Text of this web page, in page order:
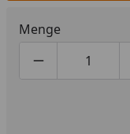
Menge